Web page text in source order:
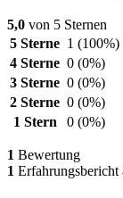
5,0 von 5 Sternen
5 Sterne 1 (100%)
4 Sterne 0 (0%)
3 Sterne 0 (0%)
2 Sterne 0 (0%)
1 Stern
0 (0%)
1 Bewertung
1 Erfahrungsbericht